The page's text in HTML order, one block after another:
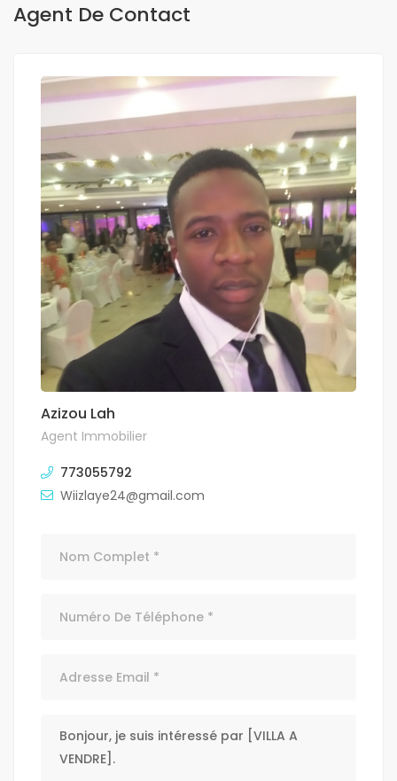
Agent De Contact
Azizou Lah
Agent Immobilier
773055792
Wiizlaye24@gmail.com